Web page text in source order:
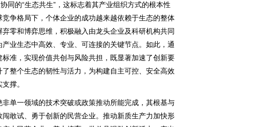
同的“生态共生”，这标志着其产业组织方式的根本性
争格局下，个体企业的成功越来越依赖于生态的整体
零和博弈思维，积极融入由龙头企业及科研机构共同
业生态中高效、专业、可连接的关键节点。如此，通
准，实现价值共创与风险共担，既显著加速了创新要
整个生态的韧性与活力，为构建自主可控、安全高效
撑。
一领域的技术突破或政策推动所能完成，其根基与
敢试、勇于创新的民营企业。推动新质生产力加快形